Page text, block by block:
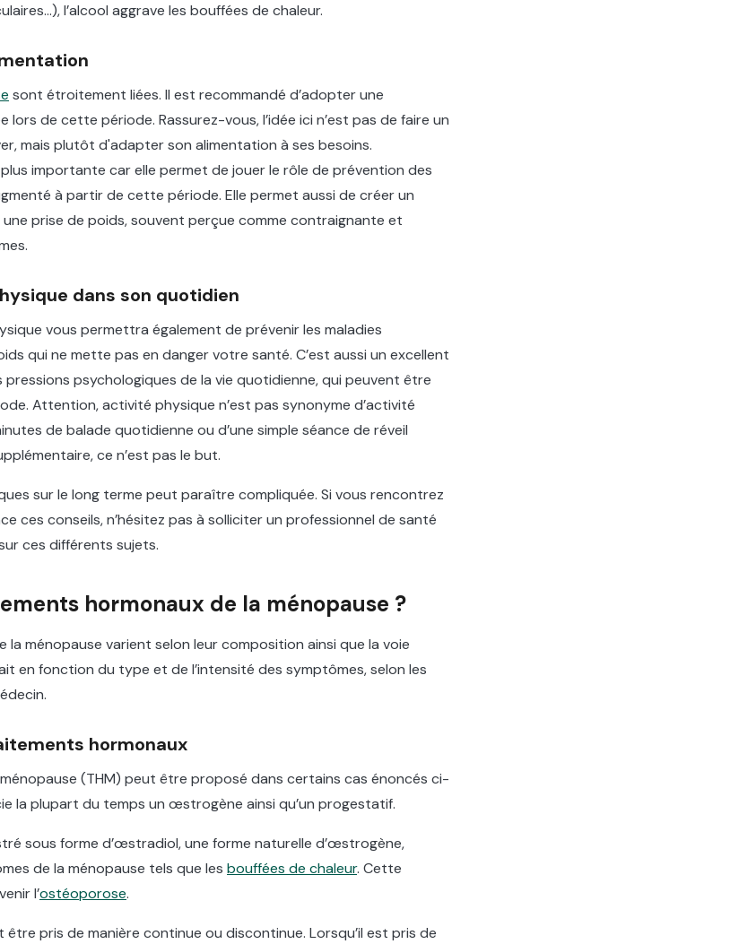
l’alcool aggrave les bouffées de chaleur.
sont étroitement liées. Il est recommandé d’adopter une
lors de cette période. Rassurez-vous, l’idée ici n’est pas de faire un
mais plutôt d'adapter son alimentation à ses besoins.
importante car elle permet de jouer le rôle de prévention des
à partir de cette période. Elle permet aussi de créer un
prise de poids, souvent perçue comme contraignante et
dans son quotidien
vous permettra également de prévenir les maladies
qui ne mette pas en danger votre santé. C’est aussi un excellent
psychologiques de la vie quotidienne, qui peuvent être
Attention, activité physique n’est pas synonyme d’activité
de balade quotidienne ou d’une simple séance de réveil
ce n’est pas le but.
sur le long terme peut paraître compliquée. Si vous rencontrez
ces conseils, n’hésitez pas à solliciter un professionnel de santé
ces différents sujets.
hormonaux de la ménopause ?
ménopause varient selon leur composition ainsi que la voie
en fonction du type et de l’intensité des symptômes, selon les
hormonaux
(THM) peut être proposé dans certains cas énoncés ci-
la plupart du temps un œstrogène ainsi qu’un progestatif.
sous forme d’œstradiol, une forme naturelle d’œstrogène,
de la ménopause tels que les bouffées de chaleur. Cette
l’ostéoporose.
pris de manière continue ou discontinue. Lorsqu’il est pris de